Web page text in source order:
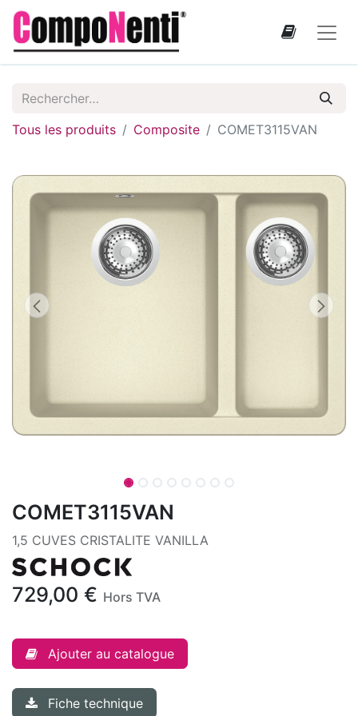
Tous les produits Composite COMET3115VAN
COMET3115VAN
1,5 CUVES CRISTALITE VANILLA
729,00 € Hors TVA
Ajouter au catalogue
Fiche technique